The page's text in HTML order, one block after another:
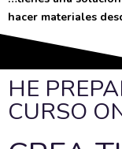
hacer materiales
HE
CURSO